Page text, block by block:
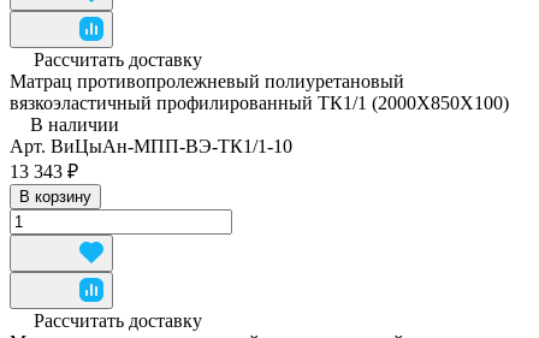
Рассчитать доставку
Матрац противопролежневый полиуретановый
вязкоэластичный профилированный ТК1/1 (2000Х850Х100)
В наличии
Арт. ВиЦыАн-МПП-ВЭ-ТК1/1-10
13 343 ₽
В корзину
Рассчитать доставку